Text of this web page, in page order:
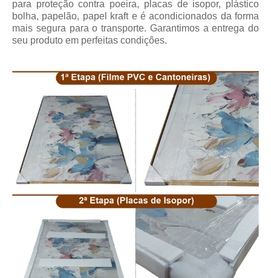
para proteção contra poeira, placas de isopor, plástico
bolha, papelão, papel kraft e é acondicionados da forma
mais segura para o transporte. Garantimos a entrega do
seu produto em perfeitas condições.